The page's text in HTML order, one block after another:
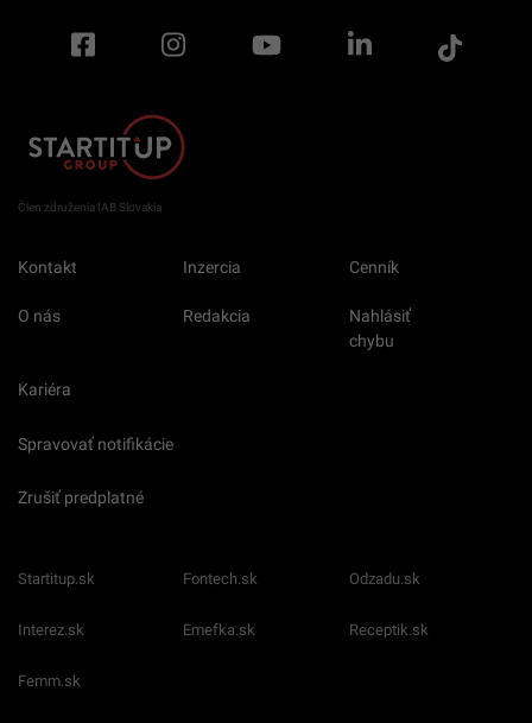
Člen združenia IAB Slovakia
Kontakt Inzercia Cenník
O nás Redakcia
Nahlásiť
chybu
Kariéra
Spravovať notifikácie
Zrušiť predplatné
Startitup.sk Fontech.sk Odzadu.sk
Interez.sk Emefka.sk Receptik.sk
Femm.sk